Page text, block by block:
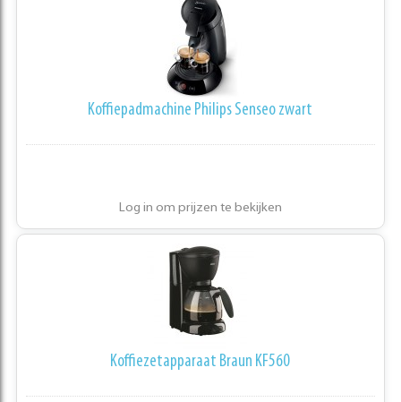
Koffiepadmachine Philips Senseo zwart
Log in om prijzen te bekijken
Koffiezetapparaat Braun KF560